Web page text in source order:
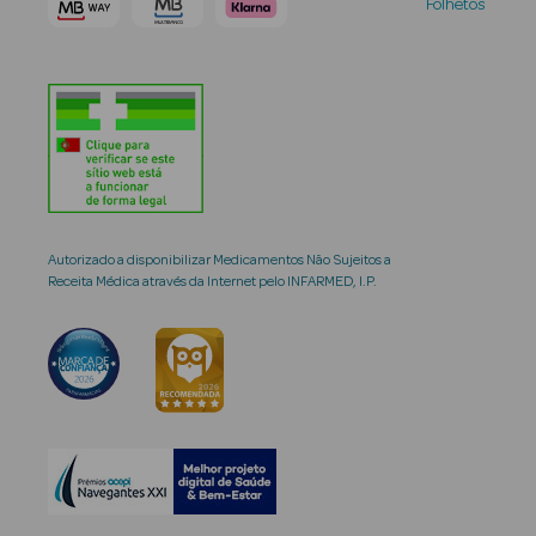
Autorizado a disponibilizar Medicamentos Não Sujeitos a
Receita Médica através da Internet pelo INFARMED, I.P.
Folhetos